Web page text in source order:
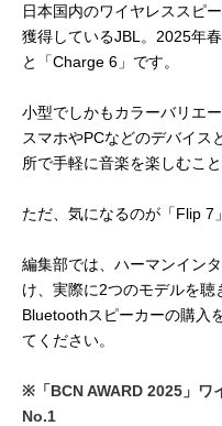
日本国内のワイヤレススピ
獲得しているJBL。2025年
と「Charge 6」です。
小型でしかもカラーバリエ
スマホやPCなどのデバイス
所で手軽に音楽を楽しむこと
ただ、気になるのが「Flip 7
編集部では、ハーマンイン
け、実際に2つのモデルを
Bluetoothスピーカーの購入
てください。
※「BCN AWARD 2025」ワ
No.1